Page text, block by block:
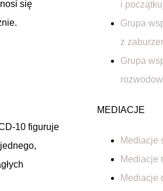
się
10 figuruje
i
Grupa
z
Grupa
MEDIACJE
Mediacje
Mediacje
Mediacje